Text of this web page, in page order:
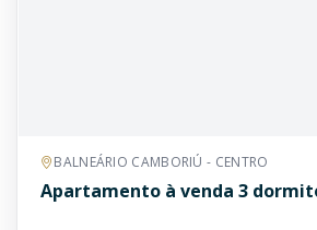
BALNEÁRIO CAMBORIÚ - CENTRO
Apartamento à venda 3